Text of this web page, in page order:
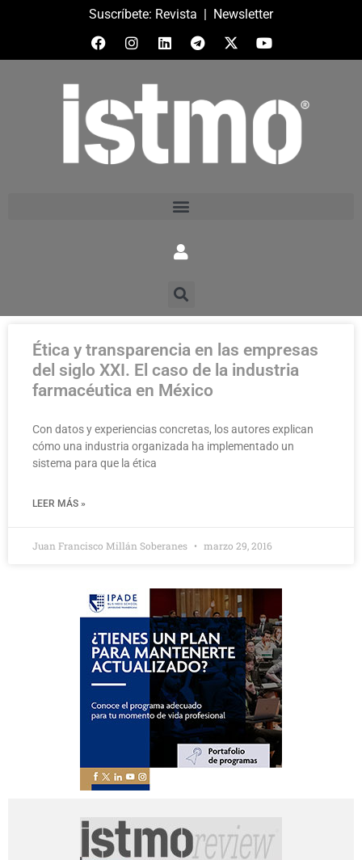
Suscríbete: Revista | Newsletter
Ética y transparencia en las empresas
del siglo XXI. El caso de la industria
farmacéutica en México
Con datos y experiencias concretas, los autores explican
cómo una industria organizada ha implementado un
sistema para que la ética
LEER MÁS »
Juan Francisco Millán Soberanes marzo 29, 2016